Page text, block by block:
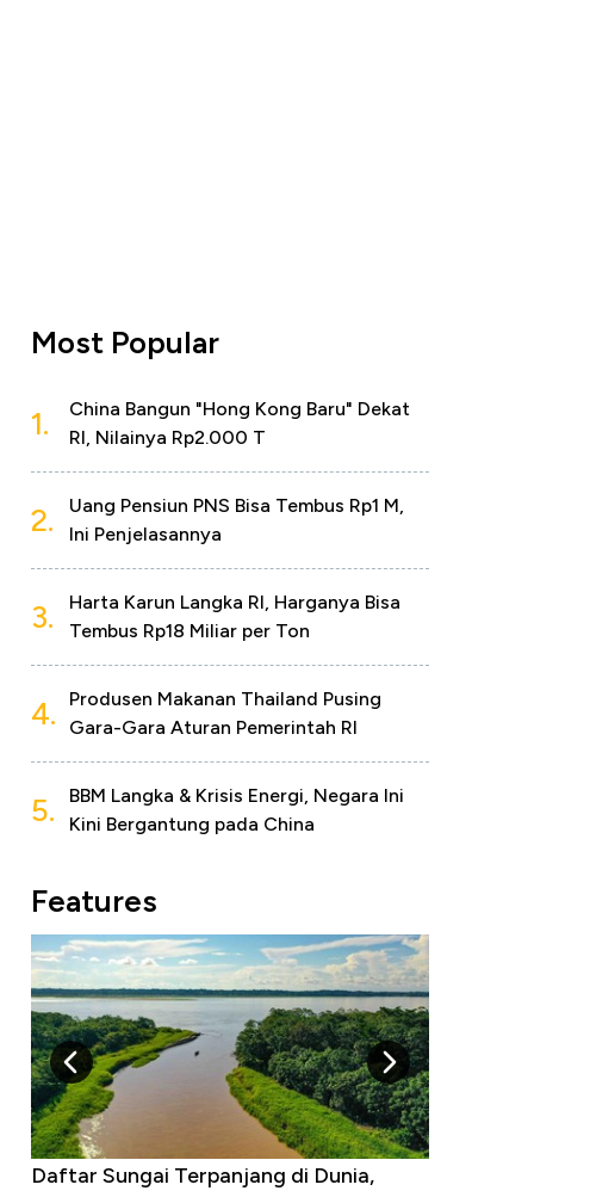
Most Popular
1.
China Bangun "Hong Kong Baru" Dekat
RI, Nilainya Rp2.000 T
2.
Uang Pensiun PNS Bisa Tembus Rp1 M,
Ini Penjelasannya
3.
Harta Karun Langka RI, Harganya Bisa
Tembus Rp18 Miliar per Ton
4.
Produsen Makanan Thailand Pusing
Gara-Gara Aturan Pemerintah RI
5.
BBM Langka & Krisis Energi, Negara Ini
Kini Bergantung pada China
Features
Negara yang Warganya Sering